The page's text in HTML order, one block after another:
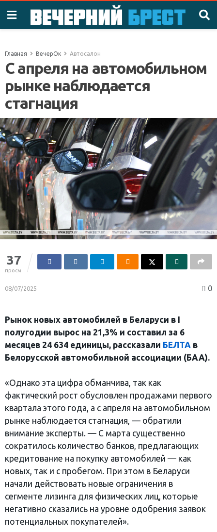
Главная ВечерОк Автосалон
С апреля на автомобильном
рынке наблюдается
стагнация
37
просм.
08/07/2025 0
Рынок новых автомобилей в Беларуси в I
полугодии вырос на 21,3% и составил за 6
месяцев 24 634 единицы, рассказали БЕЛТА в
Белорусской автомобильной ассоциации (БАА).
«Однако эта цифра обманчива, так как
фактический рост обусловлен продажами первого
квартала этого года, а с апреля на автомобильном
рынке наблюдается стагнация, — обратили
внимание эксперты. — С марта существенно
сократилось количество банков, предлагающих
кредитование на покупку автомобилей — как
новых, так и с пробегом. При этом в Беларуси
начали действовать новые ограничения в
сегменте лизинга для физических лиц, которые
негативно сказались на уровне одобрения заявок
потенциальных покупателей».